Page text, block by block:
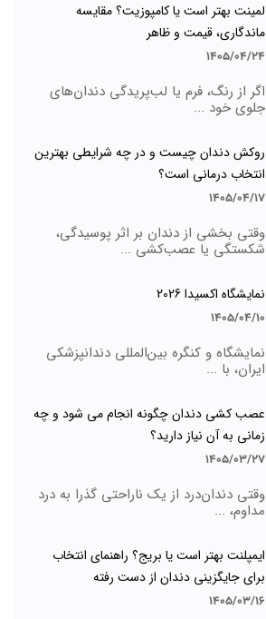
لمینت بهتر است یا کامپوزیت؟ مقایسه
ماندگاری، قیمت و ظاهر
1405/04/24
اگر از رنگ، فرم یا لب‌پریدگی دندان‌های
جلوی خود ...
روکش دندان چیست و در چه شرایطی بهترین
انتخاب درمانی است؟
1405/04/17
وقتی بخشی از دندان بر اثر پوسیدگی،
شکستگی یا عصب‌کشی ...
نمایشگاه اکسیدا 2026
1405/04/10
نمایشگاه و کنگره بین‌المللی دندانپزشکی
ایران، با ...
عصب کشی دندان چگونه انجام می شود و چه
زمانی به آن نیاز دارید؟
1405/03/27
وقتی دندان‌درد از یک ناراحتی گذرا به درد
مداوم، ...
ایمپلنت بهتر است یا بریج؟ راهنمای انتخاب
برای جایگزینی دندان از دست رفته
1405/03/16